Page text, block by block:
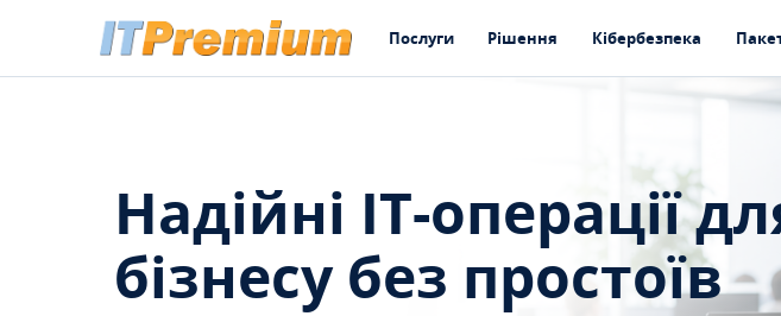
Послуги Рішення Кібербезпека
Надійні IT-операції
бізнесу без простоїв